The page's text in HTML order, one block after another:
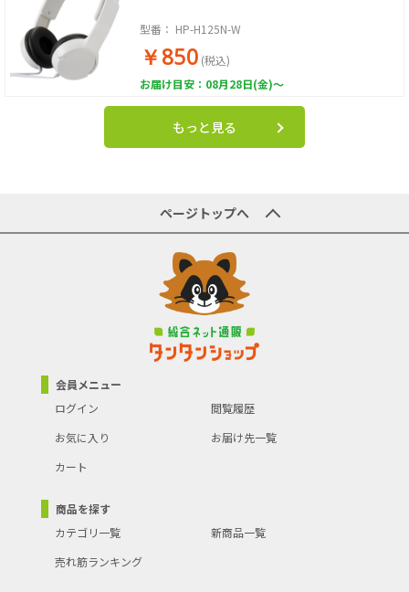
型番： HP-H125N-W
￥850 (税込)
お届け目安：08月28日(金)～
もっと見る
ページトップへ
会員メニュー
ログイン
閲覧履歴
お気に入り
お届け先一覧
カート
商品を探す
カテゴリ一覧
新商品一覧
売れ筋ランキング